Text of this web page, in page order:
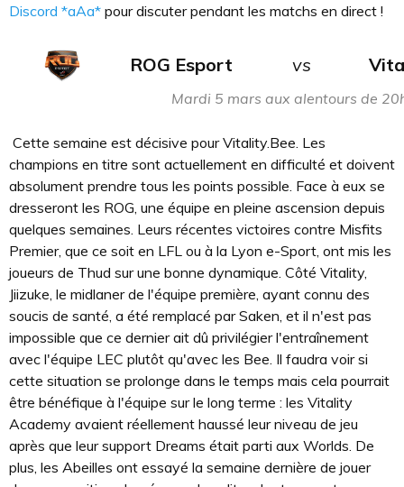
Discord *aAa* pour discuter pendant les matchs en direct !
ROG Esport vs
Mardi 5 mars aux alentours de
Cette semaine est décisive pour Vitality.Bee. Les
champions en titre sont actuellement en difficulté et doivent
absolument prendre tous les points possible. Face à eux se
dresseront les ROG, une équipe en pleine ascension depuis
quelques semaines. Leurs récentes victoires contre Misfits
Premier, que ce soit en LFL ou à la Lyon e-Sport, ont mis les
joueurs de Thud sur une bonne dynamique. Côté Vitality,
Jiizuke, le midlaner de l'équipe première, ayant connu des
soucis de santé, a été remplacé par Saken, et il n'est pas
impossible que ce dernier ait dû privilégier l'entraînement
avec l'équipe LEC plutôt qu'avec les Bee. Il faudra voir si
cette situation se prolonge dans le temps mais cela pourrait
être bénéfique à l'équipe sur le long terme : les Vitality
Academy avaient réellement haussé leur niveau de jeu
après que leur support Dreams était parti aux Worlds. De
plus, les Abeilles ont essayé la semaine dernière de jouer